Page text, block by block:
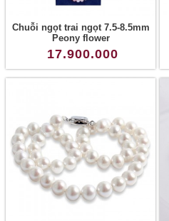
Chuỗi ngọt trai ngọt 7.5-8.5mm
Peony flower
17.900.000